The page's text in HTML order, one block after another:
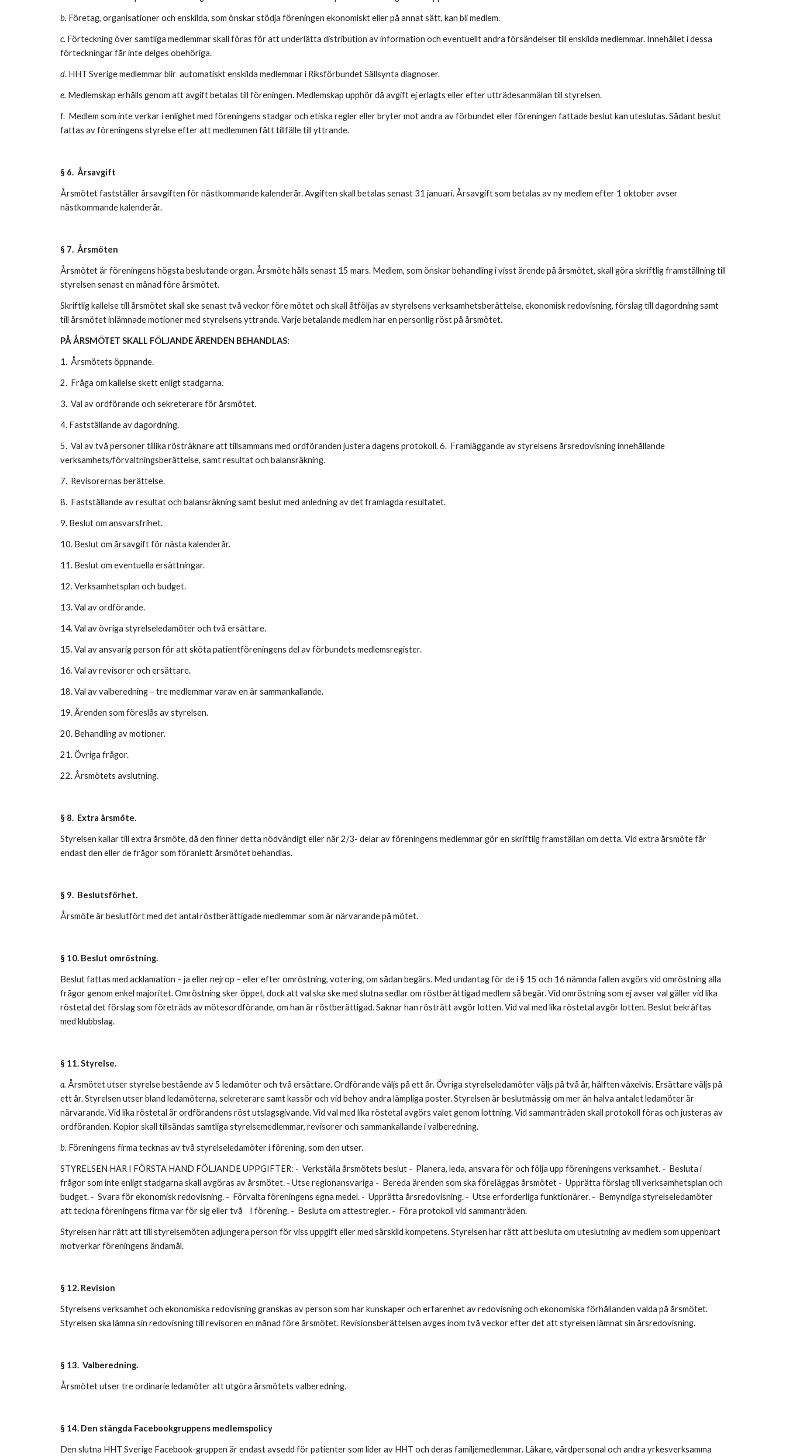
b. Företag, organisationer och enskilda, som önskar stödja föreningen ekonomiskt eller på annat sätt, kan bli medlem.
c. Förteckning över samtliga medlemmar skall föras för att underlätta distribution av information och eventuellt andra försändelser till enskilda medlemmar. Innehållet i dessa
förteckningar får inte delges obehöriga.
d. HHT Sverige medlemmar blir automatiskt enskilda medlemmar i Riksförbundet Sällsynta diagnoser.
e. Medlemskap erhålls genom att avgift betalas till föreningen. Medlemskap upphör då avgift ej erlagts eller efter utträdesanmälan till styrelsen.
f. Medlem som inte verkar i enlighet med föreningens stadgar och etiska regler eller bryter mot andra av förbundet eller föreningen fattade beslut kan uteslutas. Sådant beslut
fattas av föreningens styrelse efter att medlemmen fått tillfälle till yttrande.
§ 6. Årsavgift
Årsmötet fastställer årsavgiften för nästkommande kalenderår. Avgiften skall betalas senast 31 januari. Årsavgift som betalas av ny medlem efter 1 oktober avser
nästkommande kalenderår.
§ 7. Årsmöten
Årsmötet är föreningens högsta beslutande organ. Årsmöte hålls senast 15 mars. Medlem, som önskar behandling i visst ärende på årsmötet, skall göra skriftlig framställning till
styrelsen senast en månad före årsmötet.
Skriftlig kallelse till årsmötet skall ske senast två veckor före mötet och skall åtföljas av styrelsens verksamhetsberättelse, ekonomisk redovisning, förslag till dagordning samt
till årsmötet inlämnade motioner med styrelsens yttrande. Varje betalande medlem har en personlig röst på årsmötet.
PÅ ÅRSMÖTET SKALL FÖLJANDE ÄRENDEN BEHANDLAS:
1. Årsmötets öppnande.
2. Fråga om kallelse skett enligt stadgarna.
3. Val av ordförande och sekreterare för årsmötet.
4. Fastställande av dagordning.
5. Val av två personer tillika rösträknare att tillsammans med ordföranden justera dagens protokoll. 6. Framläggande av styrelsens årsredovisning innehållande
verksamhets/förvaltningsberättelse, samt resultat och balansräkning.
7. Revisorernas berättelse.
8. Fastställande av resultat och balansräkning samt beslut med anledning av det framlagda resultatet.
9. Beslut om ansvarsfrihet.
10. Beslut om årsavgift för nästa kalenderår.
11. Beslut om eventuella ersättningar.
12. Verksamhetsplan och budget.
13. Val av ordförande.
14. Val av övriga styrelseledamöter och två ersättare.
15. Val av ansvarig person för att sköta patientföreningens del av förbundets medlemsregister.
16. Val av revisorer och ersättare.
18. Val av valberedning – tre medlemmar varav en är sammankallande.
19. Ärenden som föreslås av styrelsen.
20. Behandling av motioner.
21. Övriga frågor.
22. Årsmötets avslutning.
§ 8. Extra årsmöte.
Styrelsen kallar till extra årsmöte, då den finner detta nödvändigt eller när 2/3- delar av föreningens medlemmar gör en skriftlig framställan om detta. Vid extra årsmöte får
endast den eller de frågor som föranlett årsmötet behandlas.
§ 9. Beslutsförhet.
Årsmöte är beslutfört med det antal röstberättigade medlemmar som är närvarande på mötet.
§ 10. Beslut omröstning.
Beslut fattas med acklamation – ja eller nejrop – eller efter omröstning, votering, om sådan begärs. Med undantag för de i § 15 och 16 nämnda fallen avgörs vid omröstning alla
frågor genom enkel majoritet. Omröstning sker öppet, dock att val ska ske med slutna sedlar om röstberättigad medlem så begär. Vid omröstning som ej avser val gäller vid lika
röstetal det förslag som företräds av mötesordförande, om han är röstberättigad. Saknar han rösträtt avgör lotten. Vid val med lika röstetal avgör lotten. Beslut bekräftas
med klubbslag.
§ 11. Styrelse.
a. Årsmötet utser styrelse bestående av 5 ledamöter och två ersättare. Ordförande väljs på ett år. Övriga styrelseledamöter väljs på två år, hälften växelvis. Ersättare väljs på
ett år. Styrelsen utser bland ledamöterna, sekreterare samt kassör och vid behov andra lämpliga poster. Styrelsen är beslutmässig om mer än halva antalet ledamöter är
närvarande. Vid lika röstetal är ordförandens röst utslagsgivande. Vid val med lika röstetal avgörs valet genom lottning. Vid sammanträden skall protokoll föras och justeras av
ordföranden. Kopior skall tillsändas samtliga styrelsemedlemmar, revisorer och sammankallande i valberedning.
b. Föreningens firma tecknas av två styrelseledamöter i förening, som den utser.
STYRELSEN HAR I FÖRSTA HAND FÖLJANDE UPPGIFTER: - Verkställa årsmötets beslut - Planera, leda, ansvara för och följa upp föreningens verksamhet. - Besluta i
frågor som inte enligt stadgarna skall avgöras av årsmötet. - Utse regionansvariga - Bereda ärenden som ska föreläggas årsmötet - Upprätta förslag till verksamhetsplan och
budget. - Svara för ekonomisk redovisning. - Förvalta föreningens egna medel. - Upprätta årsredovisning. - Utse erforderliga funktionärer. - Bemyndiga styrelseledamöter
att teckna föreningens firma var för sig eller två I förening. - Besluta om attestregler. - Föra protokoll vid sammanträden.
Styrelsen har rätt att till styrelsemöten adjungera person för viss uppgift eller med särskild kompetens. Styrelsen har rätt att besluta om uteslutning av medlem som uppenbart
motverkar föreningens ändamål.
§ 12. Revision
Styrelsens verksamhet och ekonomiska redovisning granskas av person som har kunskaper och erfarenhet av redovisning och ekonomiska förhållanden valda på årsmötet.
Styrelsen ska lämna sin redovisning till revisoren en månad före årsmötet. Revisionsberättelsen avges inom två veckor efter det att styrelsen lämnat sin årsredovisning.
§ 13. Valberedning.
Årsmötet utser tre ordinarie ledamöter att utgöra årsmötets valberedning.
§ 14. Den stängda Facebookgruppens medlemspolicy
Den slutna HHT Sverige Facebook-gruppen är endast avsedd för patienter som lider av HHT och deras familjemedlemmar. Läkare, vårdpersonal och andra yrkesverksamma